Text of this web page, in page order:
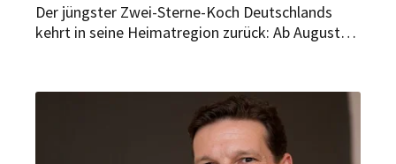
Der jüngster Zwei-Sterne-Koch Deutschlands
kehrt in seine Heimatregion zurück: Ab August
Restaurantprojekts im The Ritz-Carlton,